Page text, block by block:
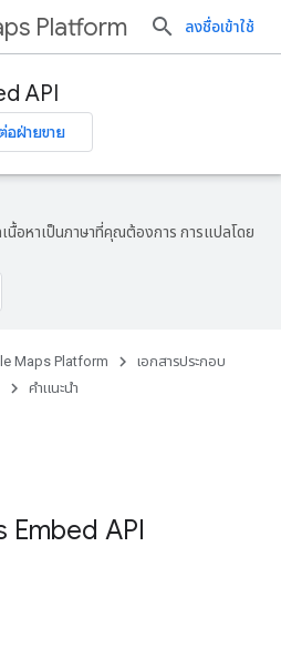
Platform ลงชื่อเข้าใช้
API
อฝ่ายขาย
นื้อหาเป็นภาษาที่คุณต้องการ การแปลโดย
Maps Platform
เอกสารประกอบ
คำแนะนำ
Embed API